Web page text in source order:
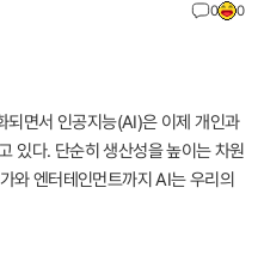
0 0
되면서 인공지능(AI)은 이제 개인과
있다. 단순히 생산성을 높이는 차원
와 엔터테인먼트까지 AI는 우리의